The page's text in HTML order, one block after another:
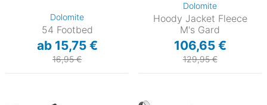
Dolomite
54 Footbed
ab 15,75 €
16,95 €
Dolomite
Hoody Jacket Fleece
M's Gard
106,65 €
129,95 €